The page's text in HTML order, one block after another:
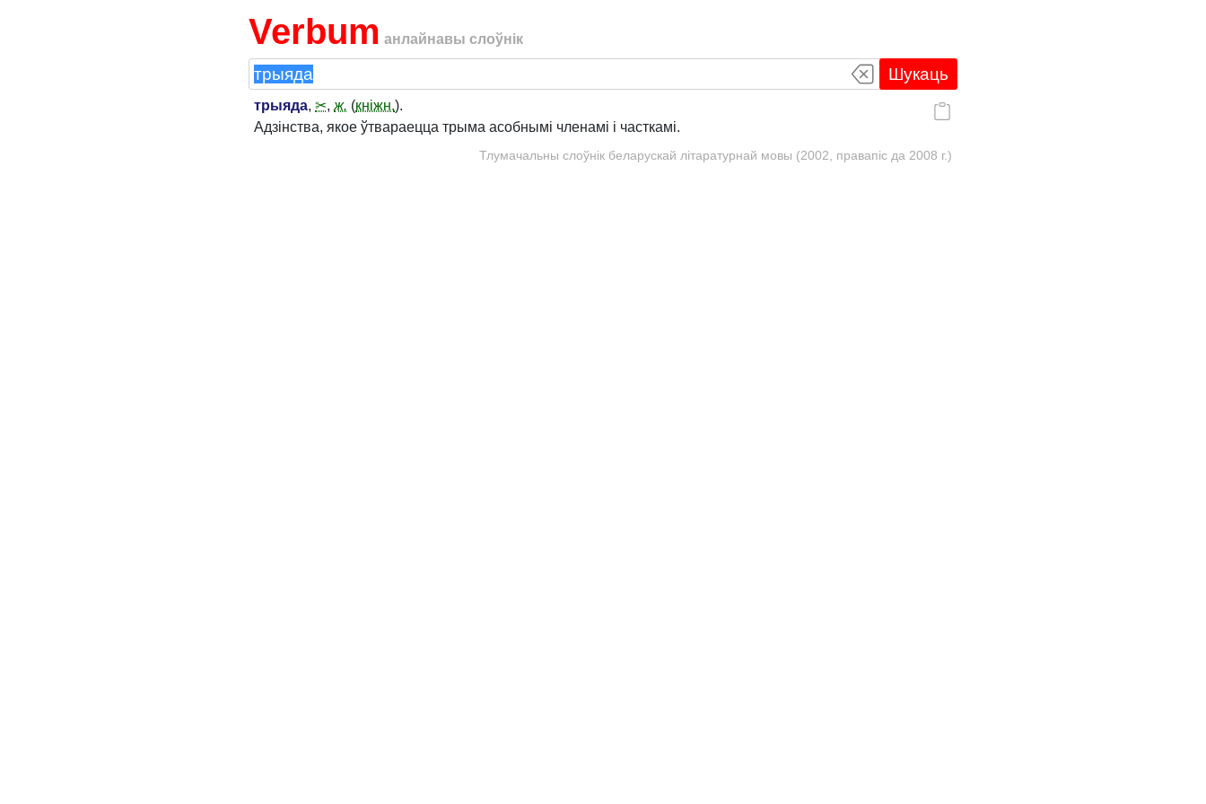
Verbum анлайнавы слоўнік
Шукаць
трыяда, ✂, ж. (кніжн.).
Адзінства, якое ўтвараецца трыма асобнымі членамі і часткамі.
Тлумачальны слоўнік беларускай літаратурнай мовы (2002, правапіс да 2008 г.)